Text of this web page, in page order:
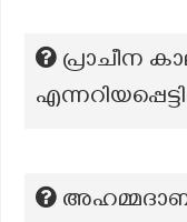
പ്രാചീന